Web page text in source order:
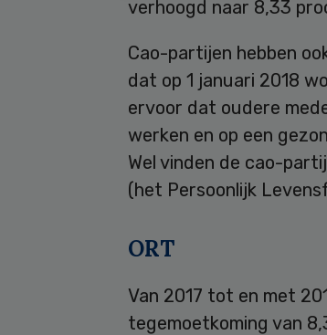
verhoogd naar 8,33
Cao-partijen hebben
dat op 1 januari 2018
ervoor dat oudere
werken en op een
Wel vinden de cao-
(het Persoonlijk
ORT
Van 2017 tot en met
tegemoetkoming van